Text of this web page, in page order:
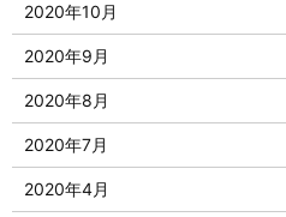
2020年10月
2020年9月
2020年8月
2020年7月
2020年4月